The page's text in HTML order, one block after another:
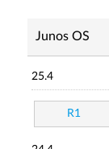
Junos OS
25.4
R1